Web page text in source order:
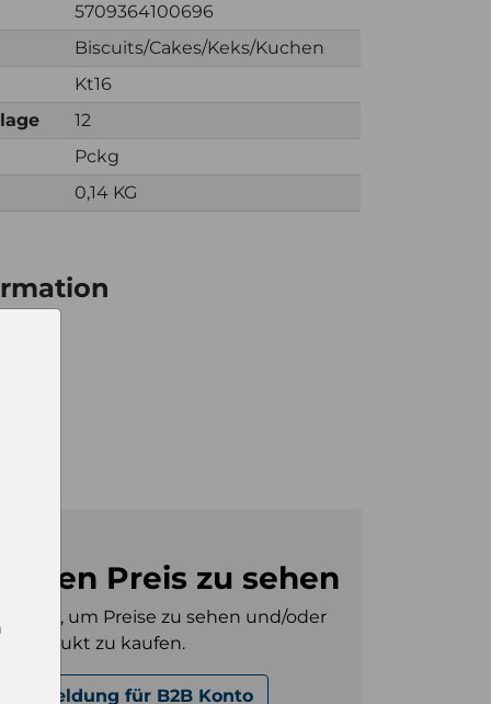
5709364100696
Biscuits/Cakes/Keks/Kuchen
Kt16
12
Pckg
0,14 KG
den Preis zu sehen
sein, um Preise zu sehen und/oder
Produkt zu kaufen.
Anmeldung für B2B Konto